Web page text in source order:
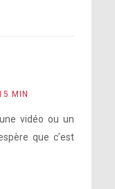
MIN
vidéo ou un
que c’est